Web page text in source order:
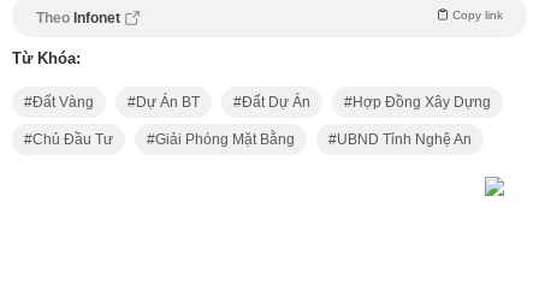
Theo Infonet Copy link
Từ Khóa:
Đất Vàng Dự Án BT Đất Dự Án Hợp Đồng Xây Dựng
Chủ Đầu Tư Giải Phóng Mặt Bằng UBND Tỉnh Nghệ An